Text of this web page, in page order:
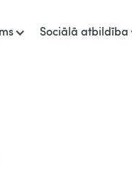
Sociālā atbildība